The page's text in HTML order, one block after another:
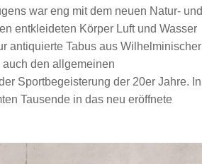
war eng mit dem neuen Natur- und
entkleideten Körper Luft und Wasser
antiquierte Tabus aus Wilhelminischer
den allgemeinen
Sportbegeisterung der 20er Jahre. In
Tausende in das neu eröffnete